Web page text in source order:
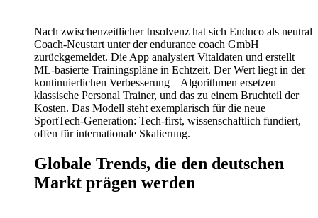
Nach zwischenzeitlicher Insolvenz hat sich Enduco als neutral
Coach-Neustart unter der endurance coach GmbH
zurückgemeldet. Die App analysiert Vitaldaten und erstellt
ML-basierte Trainingspläne in Echtzeit. Der Wert liegt in der
kontinuierlichen Verbesserung – Algorithmen ersetzen
klassische Personal Trainer, und das zu einem Bruchteil der
Kosten. Das Modell steht exemplarisch für die neue
SportTech-Generation: Tech-first, wissenschaftlich fundiert,
offen für internationale Skalierung.
Globale Trends, die den deutschen
Markt prägen werden